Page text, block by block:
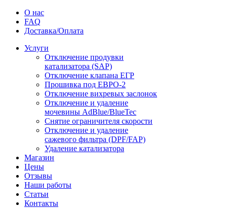
О нас
FAQ
Доставка/Оплата
Услуги
Отключение продувки
катализатора (SAP)
Отключение клапана ЕГР
Прошивка под ЕВРО-2
Отключение вихревых заслонок
Отключение и удаление
мочевины AdBlue/BlueTec
Снятие ограничителя скорости
Отключение и удаление
сажевого фильтра (DPF/FAP)
Удаление катализатора
Магазин
Цены
Отзывы
Наши работы
Статьи
Контакты